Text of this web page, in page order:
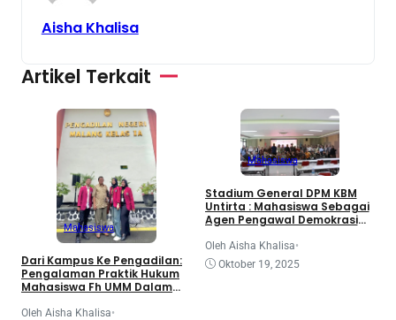
Aisha Khalisa
Artikel Terkait
Mahasiswa
Dari Kampus Ke Pengadilan:
Pengalaman Praktik Hukum
Mahasiswa Fh UMM Dalam
Oleh Aisha Khalisa•
Mahasiswa
Stadium General DPM KBM
Untirta : Mahasiswa Sebagai
Agen Pengawal Demokrasi
Nasional
Oleh Aisha Khalisa•
Oktober 19, 2025